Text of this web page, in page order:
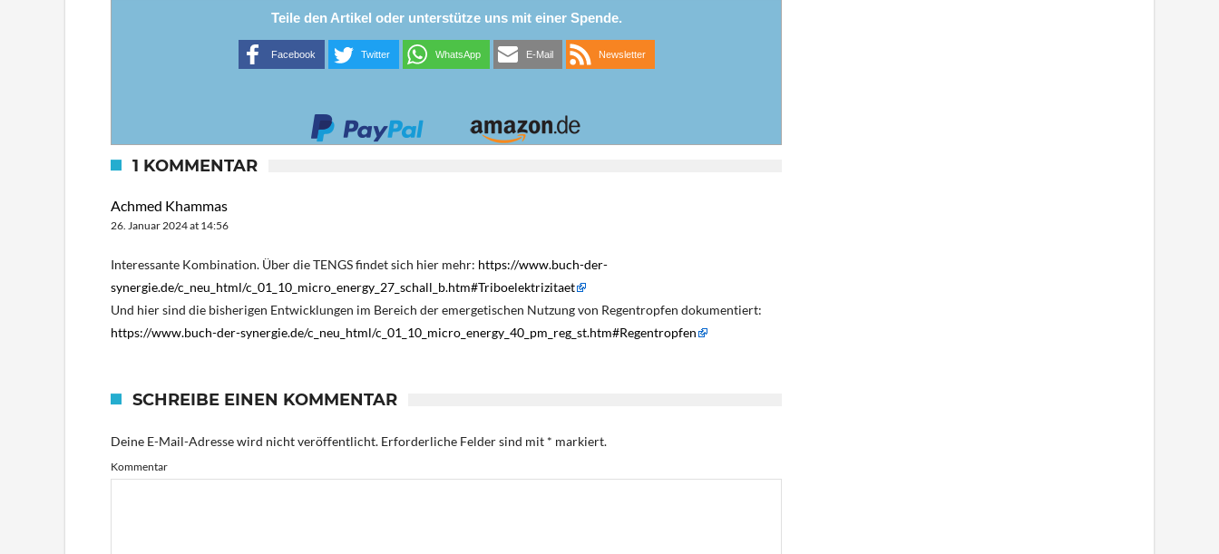
Teile den Artikel oder unterstütze uns mit einer Spende.
Facebook Twitter WhatsApp E-Mail Newsletter
1 KOMMENTAR
Achmed Khammas
26. Januar 2024 at 14:56
Interessante Kombination. Über die TENGS findet sich hier mehr: https://www.buch-der-
synergie.de/c_neu_html/c_01_10_micro_energy_27_schall_b.htm#Triboelektrizitaet
Und hier sind die bisherigen Entwicklungen im Bereich der emergetischen Nutzung von Regentropfen dokumentiert:
https://www.buch-der-synergie.de/c_neu_html/c_01_10_micro_energy_40_pm_reg_st.htm#Regentropfen
SCHREIBE EINEN KOMMENTAR
Deine E-Mail-Adresse wird nicht veröffentlicht. Erforderliche Felder sind mit * markiert.
Kommentar